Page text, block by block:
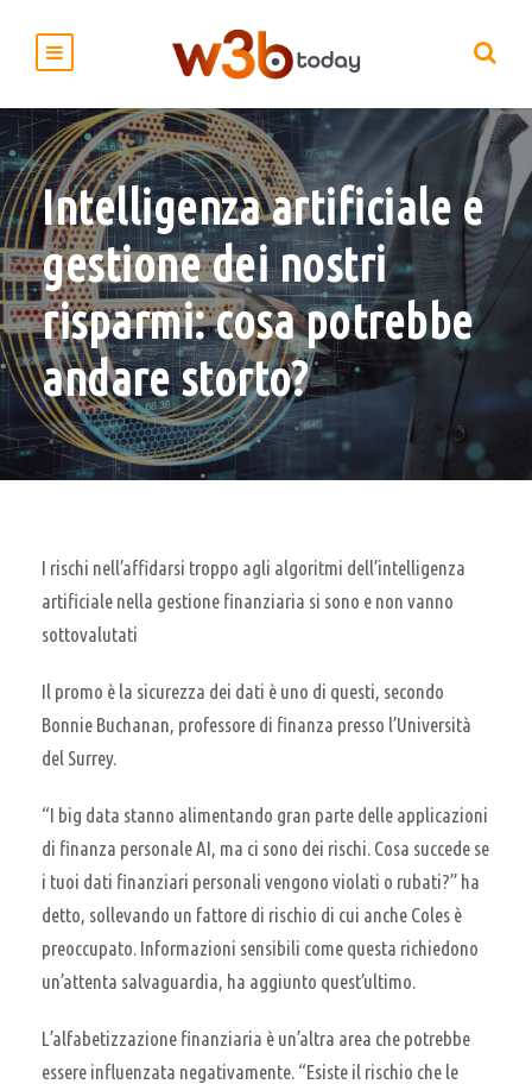
Intelligenza artificiale e
gestione dei nostri
risparmi: cosa potrebbe
andare storto?
I rischi nell’affidarsi troppo agli algoritmi dell’intelligenza
artificiale nella gestione finanziaria si sono e non vanno
sottovalutati
Il promo è la sicurezza dei dati è uno di questi, secondo
Bonnie Buchanan, professore di finanza presso l’Università
del Surrey.
“I big data stanno alimentando gran parte delle applicazioni
di finanza personale AI, ma ci sono dei rischi. Cosa succede se
i tuoi dati finanziari personali vengono violati o rubati?” ha
detto, sollevando un fattore di rischio di cui anche Coles è
preoccupato. Informazioni sensibili come questa richiedono
un’attenta salvaguardia, ha aggiunto quest’ultimo.
L’alfabetizzazione finanziaria è un’altra area che potrebbe
essere influenzata negativamente. “Esiste il rischio che le